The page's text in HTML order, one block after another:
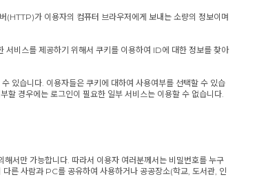
(HTTP)가 이용자의 컴퓨터 브라우저에게 보내는 소량의 정보이며
비스를 제공하기 위해서 쿠키를 이용하여 ID에 대한 정보를 찾아
있습니다. 이용자들은 쿠키에 대하여 사용여부를 선택할 수 있습
할 경우에는 로그인이 필요한 일부 서비스는 이용할 수 없습니다.
서만 가능합니다. 따라서 이용자 여러분께서는 비밀번호를 누구
른 사람과 PC를 공유하여 사용하거나 공공장소(학교, 도서관, 인